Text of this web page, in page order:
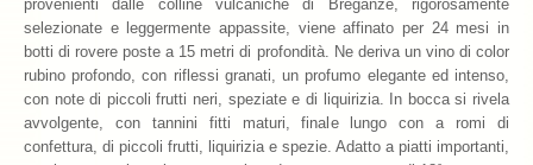
I Ristoranti
Contatti
provenienti dalle colline vulcaniche di Breganze, rigorosamente
selezionate e leggermente appassite, viene affinato per 24 mesi in
botti di rovere poste a 15 metri di profondità. Ne deriva un vino di color
rubino profondo, con riflessi granati, un profumo elegante ed intenso,
con note di piccoli frutti neri, speziate e di liquirizia. In bocca si rivela
avvolgente, con tannini fitti maturi, finale lungo con a romi di
confettura, di piccoli frutti, liquirizia e spezie. Adatto a piatti importanti,